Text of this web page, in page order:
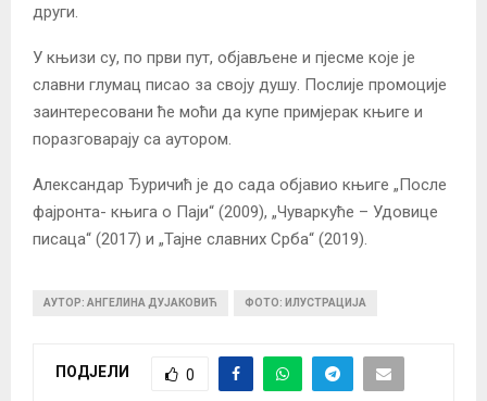
други.
У књизи су, по први пут, објављене и пјесме које је
славни глумац писао за своју душу. Послије промоције
заинтересовани ће моћи да купе примјерак књиге и
поразговарају са аутором.
Александар Ђуричић је до сада објавио књиге „После
фајронта- књига о Паји“ (2009), „Чуваркуће – Удовице
писаца“ (2017) и „Тајне славних Срба“ (2019).
АУТОР: АНГЕЛИНА ДУЈАКОВИЋ ФОТО: ИЛУСТРАЦИЈА
ПОДЈЕЛИ 0